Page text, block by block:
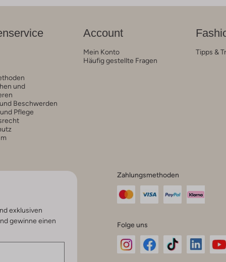
und
Beschwerden
Pflege
Account
Mein Konto
Häufig gestellte Fragen
Tipps &
exklusiven
gewinne einen
Zahlungsmethoden
Folge uns